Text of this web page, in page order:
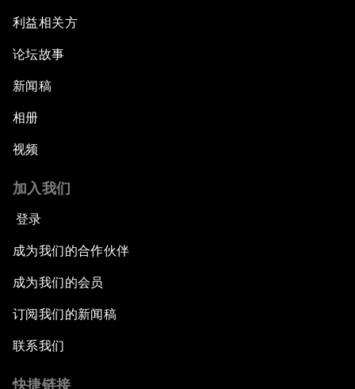
利益相关方
论坛故事
新闻稿
相册
视频
加入我们
登录
成为我们的合作伙伴
成为我们的会员
订阅我们的新闻稿
联系我们
快捷链接